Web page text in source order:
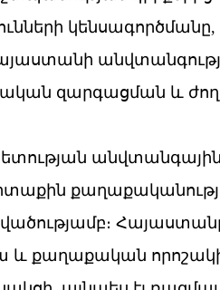
զարգացման և
անվտանգային
և քաղաքական